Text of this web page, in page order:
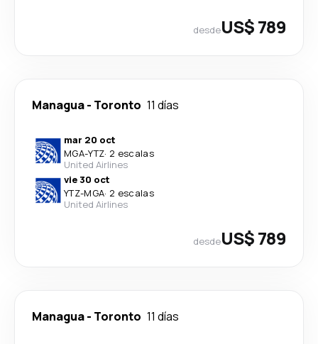
desdeUS$ 789
Managua- Toronto 11 días
mar 20 oct
MGA-YTZ· 2 escalas
United Airlines
vie 30 oct
YTZ-MGA· 2 escalas
United Airlines
desdeUS$ 789
Managua- Toronto 11 días